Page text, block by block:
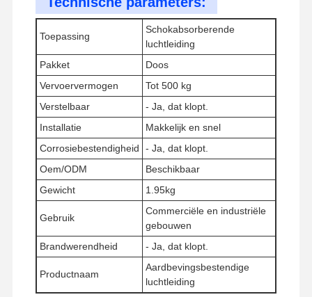
Fabriekstour
Kwaliteitscont
Neem
Ons Op
Gevallen
seismische hangers
Hoekkanaalbalk
Toepassing
Schokabsorberende
luchtleiding
Pakket
Doos
Vervoervermogen
Tot 500 kg
Verstelbaar
- Ja, dat klopt.
Installatie
Makkelijk en snel
Corrosiebestendigheid
- Ja, dat klopt.
Oem/ODM
Beschikbaar
Gewicht
1.95kg
Gebruik
Commerciële en industriële
gebouwen
Brandwerendheid
- Ja, dat klopt.
Productnaam
Aardbevingsbestendige
luchtleiding